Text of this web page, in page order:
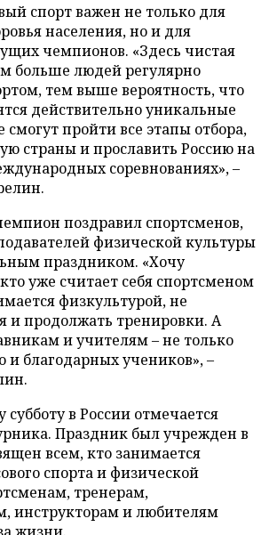
спорт важен не только для
населения, но и для
чемпионов. «Здесь чистая
больше людей регулярно
тем выше вероятность, что
действительно уникальные
смогут пройти все этапы отбора,
страны и прославить Россию на
соревнованиях», –
поздравил спортсменов,
физической культуры
праздником. «Хочу
уже считает себя спортсменом
физкультурой, не
и продолжать тренировки. А
и учителям – не только
и благодарных учеников», –
в России отмечается
Праздник был учрежден в
всем, кто занимается
спорта и физической
тренерам,
инструкторам и любителям